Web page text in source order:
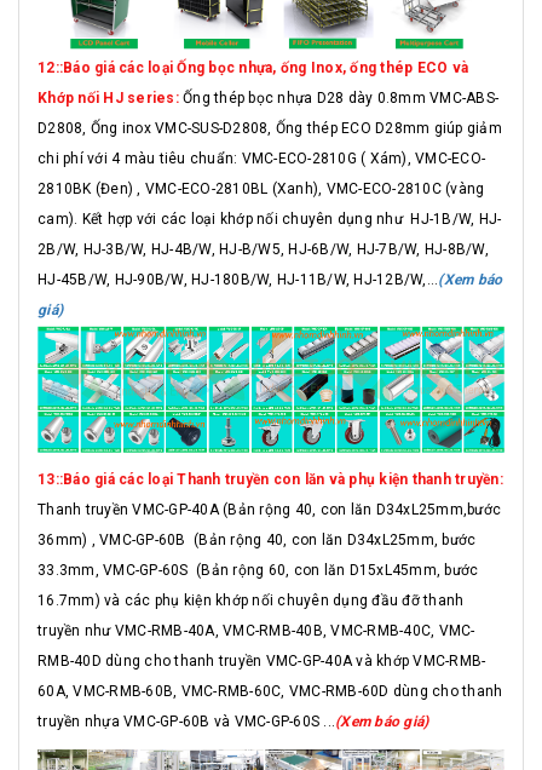
12::Báo giá các loại Ống bọc nhựa, ống Inox, ống thép ECO và
Khớp nối HJ series:Ống thép bọc nhựa D28 dày 0.8mm VMC-ABS-
D2808, Ống inox VMC-SUS-D2808, Ống thép ECO D28mm giúp giảm
chi phí với 4 màu tiêu chuẩn: VMC-ECO-2810G ( Xám), VMC-ECO-
2810BK (Đen) , VMC-ECO-2810BL (Xanh), VMC-ECO-2810C (vàng
cam). Kết hợp với các loại khớp nối chuyên dụng như HJ-1B/W, HJ-
2B/W, HJ-3B/W, HJ-4B/W, HJ-B/W5, HJ-6B/W, HJ-7B/W, HJ-8B/W,
HJ-45B/W, HJ-90B/W, HJ-180B/W, HJ-11B/W, HJ-12B/W,... (Xem báo
giá)
13::Báo giá các loại Thanh truyền con lăn và phụ kiện thanh truyền:
Thanh truyền VMC-GP-40A (Bản rộng 40, con lăn D34xL25mm,bước
36mm) , VMC-GP-60B (Bản rộng 40, con lăn D34xL25mm, bước
33.3mm, VMC-GP-60S (Bản rộng 60, con lăn D15xL45mm, bước
16.7mm) và các phụ kiện khớp nối chuyên dụng đầu đỡ thanh
truyền như VMC-RMB-40A, VMC-RMB-40B, VMC-RMB-40C, VMC-
RMB-40D dùng cho thanh truyền VMC-GP-40A và khớp VMC-RMB-
60A, VMC-RMB-60B, VMC-RMB-60C, VMC-RMB-60D dùng cho thanh
truyền nhựa VMC-GP-60B và VMC-GP-60S ... (Xem báo giá)